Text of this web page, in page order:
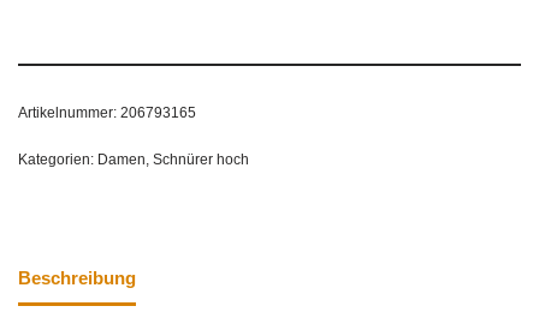
Artikelnummer: 206793165
Kategorien: Damen Schnürer hoch
Beschreibung